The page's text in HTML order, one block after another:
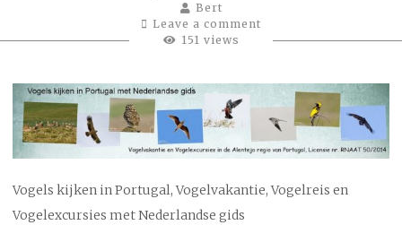
Bert
Leave a comment
151 views
Vogels kijken in Portugal, Vogelvakantie, Vogelreis en
Vogelexcursies met Nederlandse gids